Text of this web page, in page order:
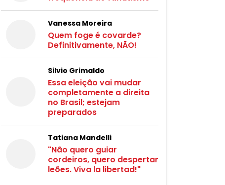
Vanessa Moreira
Quem foge é covarde?
Definitivamente, NÃO!
Silvio Grimaldo
Essa eleição vai mudar
completamente a direita
no Brasil; estejam
preparados
Tatiana Mandelli
"Não quero guiar
cordeiros, quero despertar
leões. Viva la libertad!"